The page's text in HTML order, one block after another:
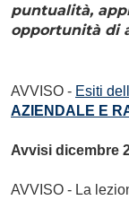
puntualità,
opportunità di
AVVISO - Esiti
AZIENDALE E
Avvisi dicembre
AVVISO - La